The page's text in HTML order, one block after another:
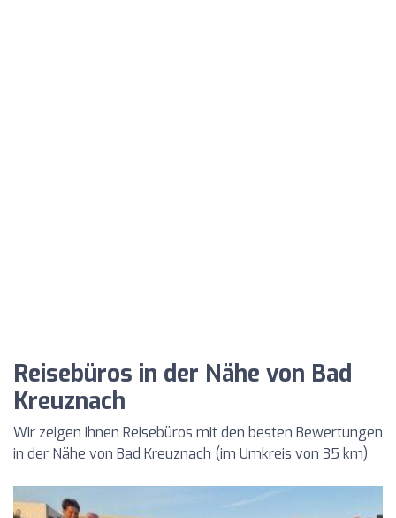
Reisebüros in der Nähe von Bad
Kreuznach
Wir zeigen Ihnen Reisebüros mit den besten Bewertungen
in der Nähe von Bad Kreuznach (im Umkreis von 35 km)